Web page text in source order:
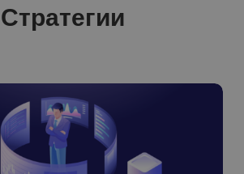
& губещи
токени в Kriptomat
100 €…
за двойки
за инвестиране в криптовалути
Стратегии